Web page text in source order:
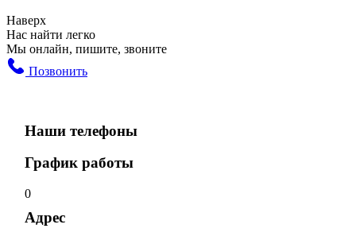
Наверх
Нас найти легко
Мы онлайн, пишите, звоните
Позвонить
Наши телефоны
График работы
0
Адрес